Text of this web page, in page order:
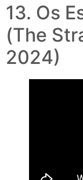
13. Os
(The
2024)